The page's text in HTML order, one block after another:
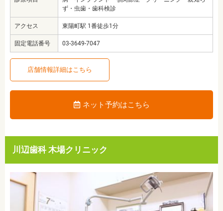
ず・虫歯・歯科検診
アクセス 東陽町駅 1番徒歩1分
固定電話番号 03-3649-7047
店舗情報詳細はこちら
ネット予約はこちら
川辺歯科 木場クリニック